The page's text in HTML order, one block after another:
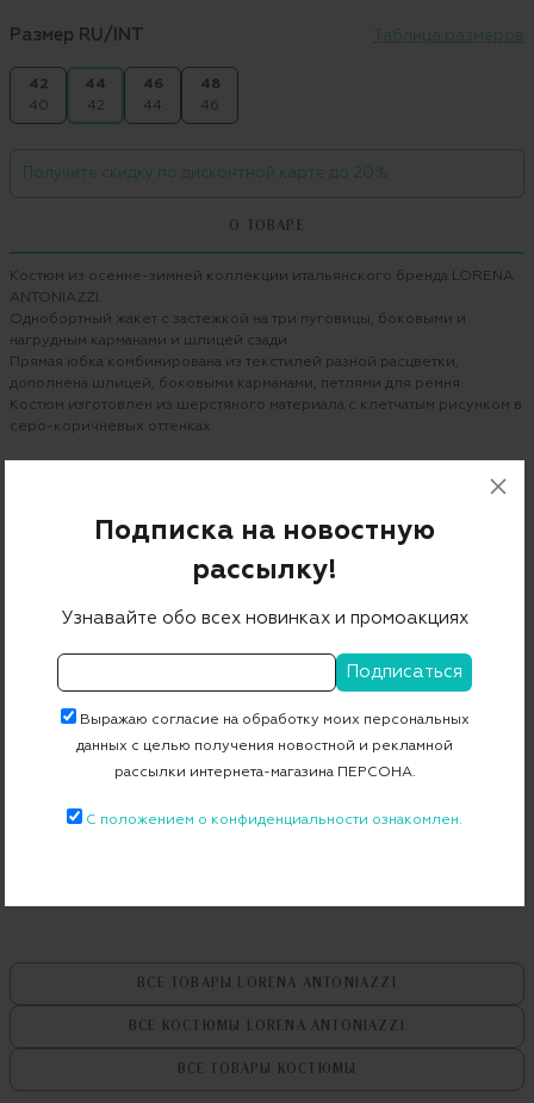
Размер RU/INT Таблица размеров
42
40
44
42
46
44
48
46
Получите скидку по дисконтной карте до 20%
О ТОВАРЕ
Костюм из осенне-зимней коллекции итальянского бренда LORENA
ANTONIAZZI.
Однобортный жакет с застежкой на три пуговицы, боковыми и
нагрудным карманами и шлицей сзади.
Прямая юбка комбинирована из текстилей разной расцветки,
дополнена шлицей, боковыми карманами, петлями для ремня.
Костюм изготовлен из шерстяного материала с клетчатым рисунком в
серо-коричневых оттенках.
темно-серый
Артикул A2137GA03A_A2138GO09/3539
ВСЕ ТОВАРЫ LORENA ANTONIAZZI
ВСЕ КОСТЮМЫ LORENA ANTONIAZZI
ВСЕ ТОВАРЫ КОСТЮМЫ
Подписка на новостную
рассылку!
Узнавайте обо всех новинках и промоакциях
Выражаю согласие на обработку моих персональных
данных с целью получения новостной и рекламной
рассылки интернета-магазина ПЕРСОНА.
С положением о конфиденциальности ознакомлен.